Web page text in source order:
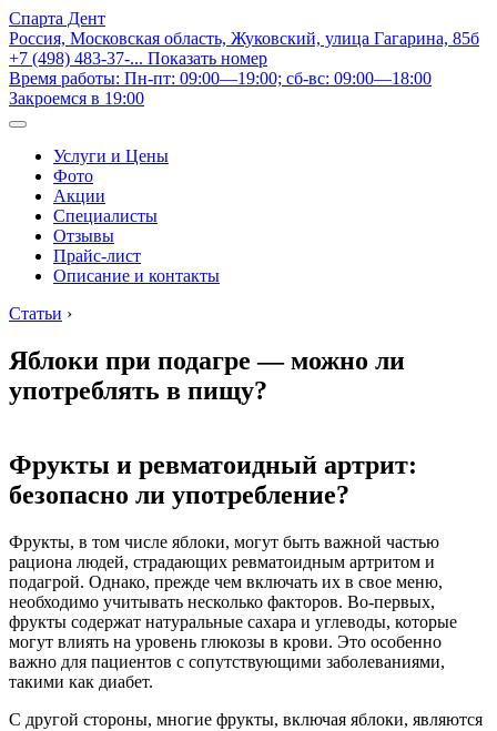
Спарта Дент
Россия, Московская область, Жуковский, улица Гагарина, 85б
+7 (498) 483-37-... Показать номер
Время работы: Пн-пт: 09:00—19:00; сб-вс: 09:00—18:00
Закроемся в 19:00
Услуги и Цены
Фото
Акции
Специалисты
Отзывы
Прайс-лист
Описание и контакты
Статьи ›
Яблоки при подагре — можно ли
употреблять в пищу?
Фрукты и ревматоидный артрит:
безопасно ли употребление?
Фрукты, в том числе яблоки, могут быть важной частью
рациона людей, страдающих ревматоидным артритом и
подагрой. Однако, прежде чем включать их в свое меню,
необходимо учитывать несколько факторов. Во-первых,
фрукты содержат натуральные сахара и углеводы, которые
могут влиять на уровень глюкозы в крови. Это особенно
важно для пациентов с сопутствующими заболеваниями,
такими как диабет.
С другой стороны, многие фрукты, включая яблоки, являются